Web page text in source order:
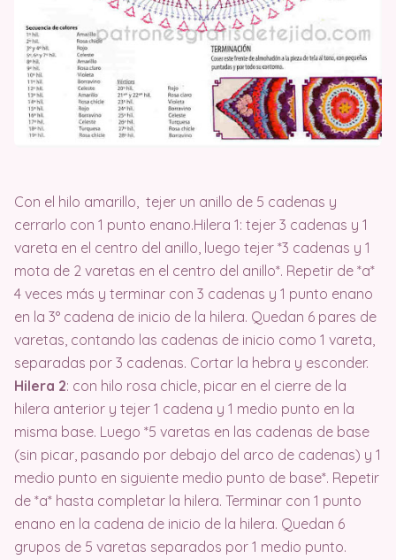
Con el hilo amarillo, tejer un anillo de 5 cadenas y
cerrarlo con 1 punto enano.Hilera 1: tejer 3 cadenas y 1
vareta en el centro del anillo, luego tejer *3 cadenas y 1
mota de 2 varetas en el centro del anillo*. Repetir de *a*
4 veces más y terminar con 3 cadenas y 1 punto enano
en la 3° cadena de inicio de la hilera. Quedan 6 pares de
varetas, contando las cadenas de inicio como 1 vareta,
separadas por 3 cadenas. Cortar la hebra y esconder.
Hilera 2: con hilo rosa chicle, picar en el cierre de la
hilera anterior y tejer 1 cadena y 1 medio punto en la
misma base. Luego *5 varetas en las cadenas de base
(sin picar, pasando por debajo del arco de cadenas) y 1
medio punto en siguiente medio punto de base*. Repetir
de *a* hasta completar la hilera. Terminar con 1 punto
enano en la cadena de inicio de la hilera. Quedan 6
grupos de 5 varetas separados por 1 medio punto.